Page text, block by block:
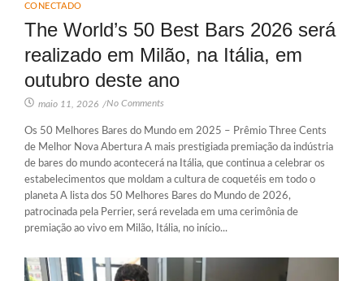
CONECTADO
The World’s 50 Best Bars 2026 será
realizado em Milão, na Itália, em
outubro deste ano
maio 11, 2026 /No Comments
Os 50 Melhores Bares do Mundo em 2025 – Prêmio Three Cents
de Melhor Nova Abertura A mais prestigiada premiação da indústria
de bares do mundo acontecerá na Itália, que continua a celebrar os
estabelecimentos que moldam a cultura de coquetéis em todo o
planeta A lista dos 50 Melhores Bares do Mundo de 2026,
patrocinada pela Perrier, será revelada em uma cerimônia de
premiação ao vivo em Milão, Itália, no início...